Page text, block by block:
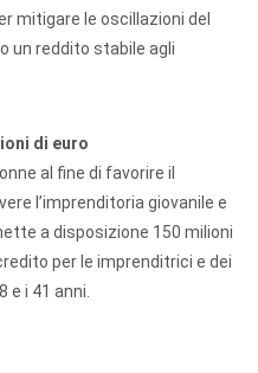
mitigare le oscillazioni del
un reddito stabile agli
di euro
al fine di favorire il
l’imprenditoria giovanile e
a disposizione 150 milioni
per le imprenditrici e dei
e i 41 anni.